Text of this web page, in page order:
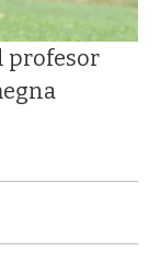
profesor